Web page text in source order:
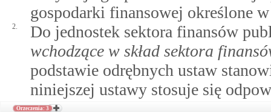
gospodarki finansowej określone
2.
Do jednostek sektora finansów
wchodzące w skład sektora
podstawie odrębnych ustaw
niniejszej ustawy stosuje się
Orzeczenia: 3